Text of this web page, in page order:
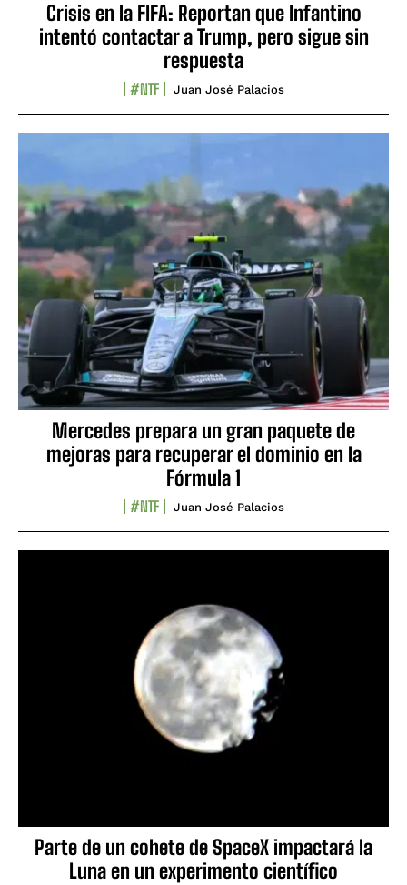
Crisis en la FIFA: Reportan que Infantino
intentó contactar a Trump, pero sigue sin
respuesta
#NTF Juan José Palacios
Mercedes prepara un gran paquete de
mejoras para recuperar el dominio en la
Fórmula 1
#NTF Juan José Palacios
Parte de un cohete de SpaceX impactará la
Luna en un experimento científico